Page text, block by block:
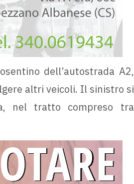
dell’autostrada A2,
altri veicoli. Il sinistro si
nel tratto compreso tra